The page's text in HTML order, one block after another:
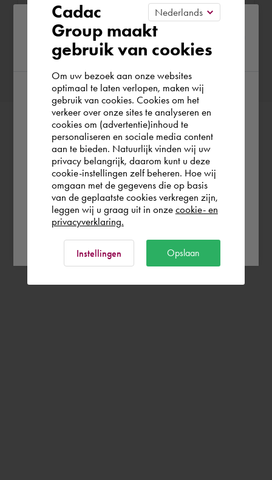
Confirmer la réservation
Please confirm your current
region
According to us you are situated in Rest of
the world. Please confirm in which country
you wish to shop.
België Rest of the world
Cadac
Group maakt
gebruik van cookies
Om uw bezoek aan onze websites
optimaal te laten verlopen, maken wij
gebruik van cookies. Cookies om het
verkeer over onze sites te analyseren en
cookies om (advertentie)inhoud te
personaliseren en sociale media content
aan te bieden. Natuurlijk vinden wij uw
privacy belangrijk, daarom kunt u deze
cookie-instellingen zelf beheren. Hoe wij
omgaan met de gegevens die op basis
van de geplaatste cookies verkregen zijn,
leggen wij u graag uit in onze cookie- en
privacyverklaring.
Instellingen Opslaan